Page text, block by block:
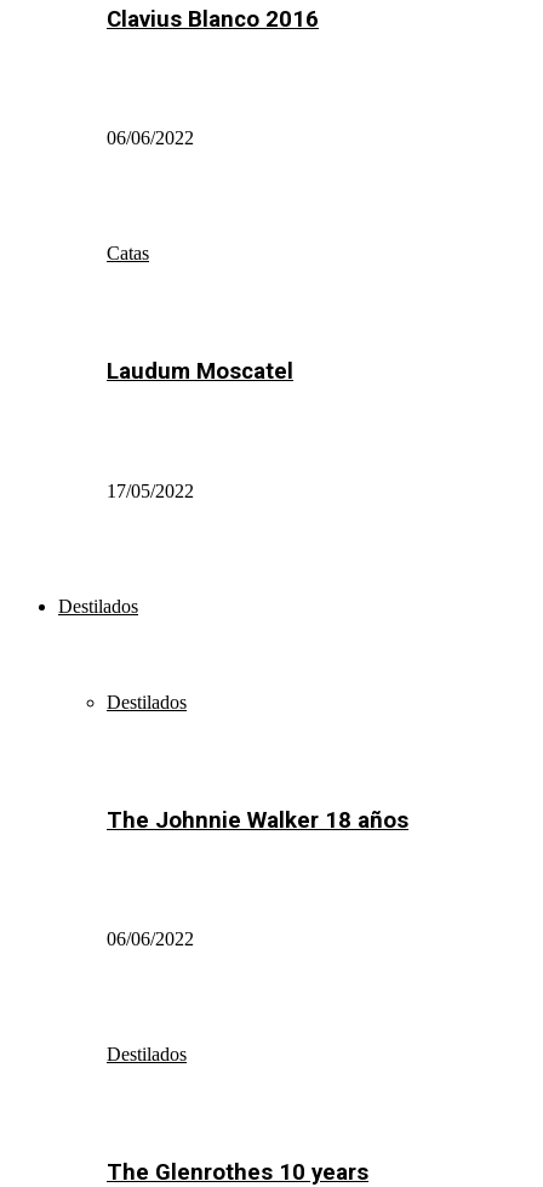
Clavius Blanco 2016
06/06/2022
Catas
Laudum Moscatel
17/05/2022
Destilados
Destilados
The Johnnie Walker 18 años
06/06/2022
Destilados
The Glenrothes 10 years